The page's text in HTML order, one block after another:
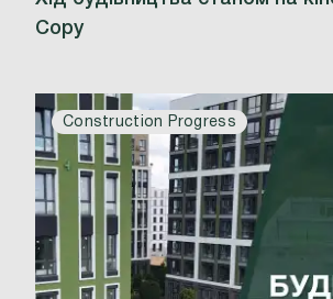
Copy
Construction Progress